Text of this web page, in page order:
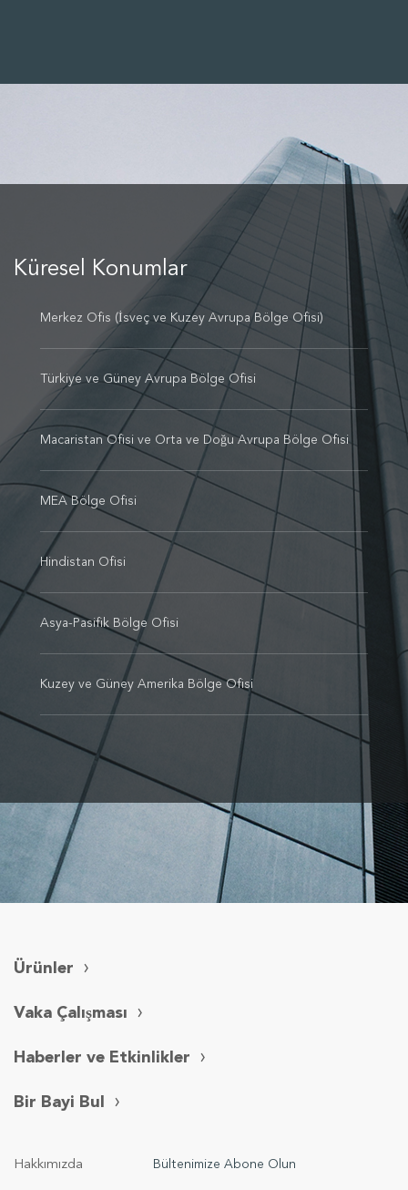
Küresel Konumlar
Merkez Ofis (İsveç ve Kuzey Avrupa Bölge Ofisi)
Türkiye ve Güney Avrupa Bölge Ofisi
Macaristan Ofisi ve Orta ve Doğu Avrupa Bölge Ofisi
MEA Bölge Ofisi
Hindistan Ofisi
Asya-Pasifik Bölge Ofisi
Kuzey ve Güney Amerika Bölge Ofisi
Ürünler
Vaka Çalışması
Haberler ve Etkinlikler
Bir Bayi Bul
Hakkımızda Bültenimize Abone Olun